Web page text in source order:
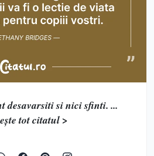
desavarsiti si nici sfinti. ...
tot citatul >